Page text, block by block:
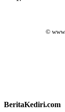
©
BeritaKediri.com